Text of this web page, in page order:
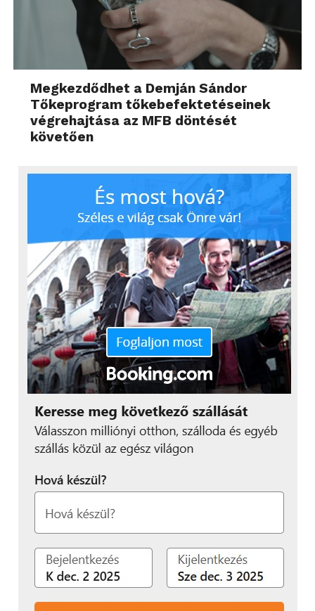
Megkezdődhet a Demján Sándor
Tőkeprogram tőkebefektetéseinek
végrehajtása az MFB döntését
követően